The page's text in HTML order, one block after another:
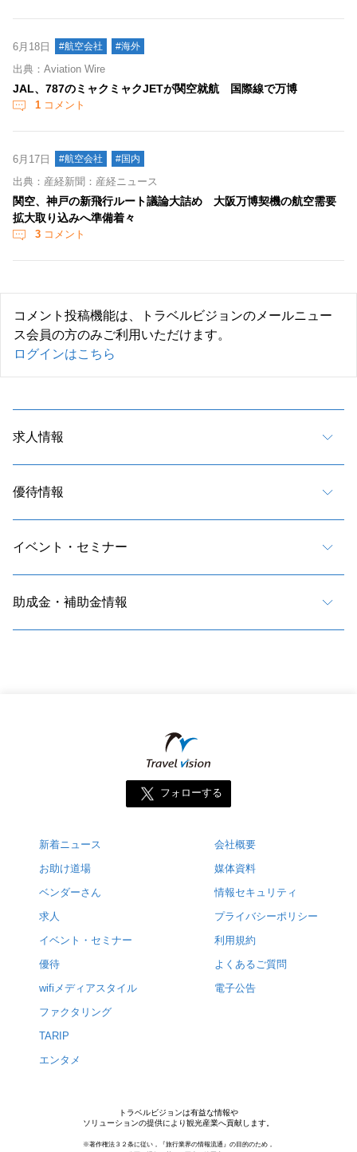
6月18日 #航空会社 #海外
出典：Aviation Wire
JAL、787のミャクミャクJETが関空就航 国際線で万博
1 コメント
6月17日 #航空会社 #国内
出典：産経新聞：産経ニュース
関空、神戸の新飛行ルート議論大詰め 大阪万博契機の航空需要
拡大取り込みへ準備着々
3 コメント
コメント投稿機能は、トラベルビジョンのメールニュー
ス会員の方のみご利用いただけます。
ログインはこちら
求人情報
優待情報
イベント・セミナー
助成金・補助金情報
フォローする
新着ニュース
お助け道場
ベンダーさん
求人
イベント・セミナー
優待
wifiメディアスタイル
ファクタリング
TARIP
エンタメ
会社概要
媒体資料
情報セキュリティ
プライバシーポリシー
利用規約
よくあるご質問
電子公告
トラベルビジョンは有益な情報や
ソリューションの提供により観光産業へ貢献します。
※著作権法３２条に従い，『旅行業界の情報流通』の目的のため，